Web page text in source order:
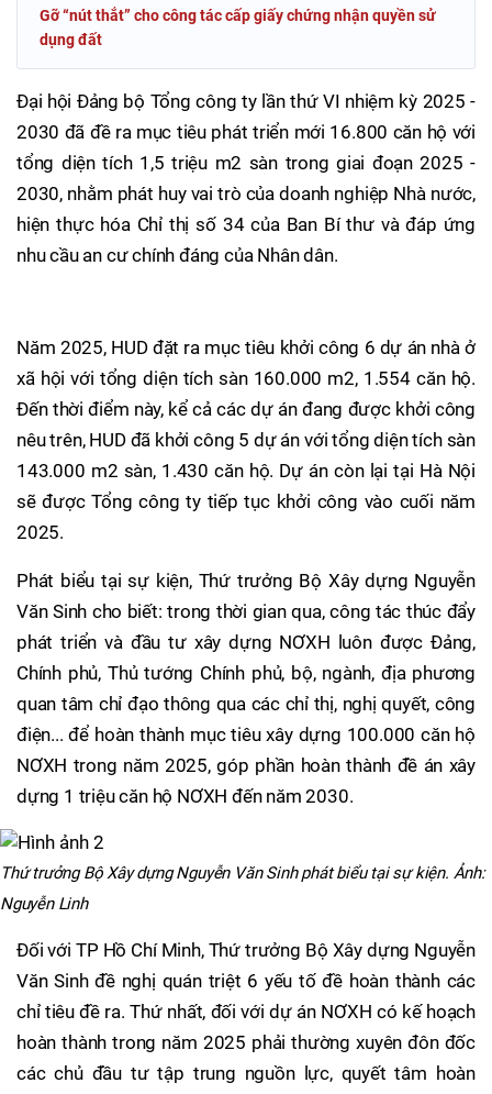
Gỡ “nút thắt” cho công tác cấp giấy chứng nhận quyền sử
dụng đất
Đại hội Đảng bộ Tổng công ty lần thứ VI nhiệm kỳ 2025 -
2030 đã đề ra mục tiêu phát triển mới 16.800 căn hộ với
tổng diện tích 1,5 triệu m2 sàn trong giai đoạn 2025 -
2030, nhằm phát huy vai trò của doanh nghiệp Nhà nước,
hiện thực hóa Chỉ thị số 34 của Ban Bí thư và đáp ứng
nhu cầu an cư chính đáng của Nhân dân.
Năm 2025, HUD đặt ra mục tiêu khởi công 6 dự án nhà ở
xã hội với tổng diện tích sàn 160.000 m2, 1.554 căn hộ.
Đến thời điểm này, kể cả các dự án đang được khởi công
nêu trên, HUD đã khởi công 5 dự án với tổng diện tích sàn
143.000 m2 sàn, 1.430 căn hộ. Dự án còn lại tại Hà Nội
sẽ được Tổng công ty tiếp tục khởi công vào cuối năm
2025.
Phát biểu tại sự kiện, Thứ trưởng Bộ Xây dựng Nguyễn
Văn Sinh cho biết: trong thời gian qua, công tác thúc đẩy
phát triển và đầu tư xây dựng NƠXH luôn được Đảng,
Chính phủ, Thủ tướng Chính phủ, bộ, ngành, địa phương
quan tâm chỉ đạo thông qua các chỉ thị, nghị quyết, công
điện... để hoàn thành mục tiêu xây dựng 100.000 căn hộ
NƠXH trong năm 2025, góp phần hoàn thành đề án xây
dựng 1 triệu căn hộ NƠXH đến năm 2030.
Thứ trưởng Bộ Xây dựng Nguyễn Văn Sinh phát biểu tại sự kiện. Ảnh:
Nguyễn Linh
Đối với TP Hồ Chí Minh, Thứ trưởng Bộ Xây dựng Nguyễn
Văn Sinh đề nghị quán triệt 6 yếu tố đề hoàn thành các
chỉ tiêu đề ra. Thứ nhất, đối với dự án NƠXH có kế hoạch
hoàn thành trong năm 2025 phải thường xuyên đôn đốc
các chủ đầu tư tập trung nguồn lực, quyết tâm hoàn